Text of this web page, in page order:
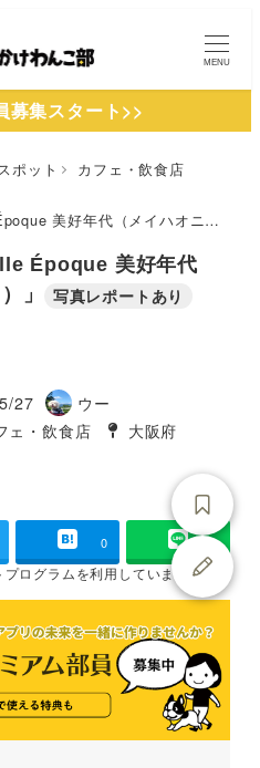
MENU
募集スタート>>
ポット
カフェ・飲食店
美好年代（メイハオニエンダイ）」
Époque 美好年代
」
写真レポートあり
27
著
者
ウー
ェ・飲食店
タグ
大阪府
0
プログラムを利用しています